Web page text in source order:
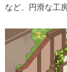
など、円滑な工